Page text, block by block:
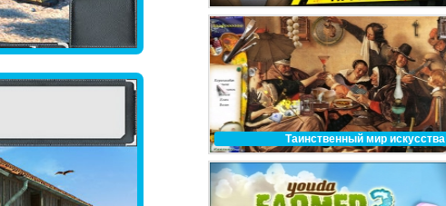
Таинственный мир искусства